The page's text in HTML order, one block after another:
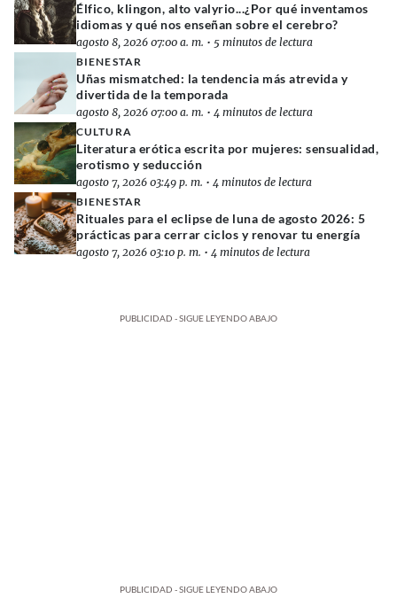
Élfico, klingon, alto valyrio...¿Por qué inventamos
idiomas y qué nos enseñan sobre el cerebro?
agosto 8, 2026 07:00 a. m. • 5 minutos de lectura
BIENESTAR
Uñas mismatched: la tendencia más atrevida y
divertida de la temporada
agosto 8, 2026 07:00 a. m. • 4 minutos de lectura
CULTURA
Literatura erótica escrita por mujeres: sensualidad,
erotismo y seducción
agosto 7, 2026 03:49 p. m. • 4 minutos de lectura
BIENESTAR
Rituales para el eclipse de luna de agosto 2026: 5
prácticas para cerrar ciclos y renovar tu energía
agosto 7, 2026 03:10 p. m. • 4 minutos de lectura
PUBLICIDAD - SIGUE LEYENDO ABAJO
PUBLICIDAD - SIGUE LEYENDO ABAJO